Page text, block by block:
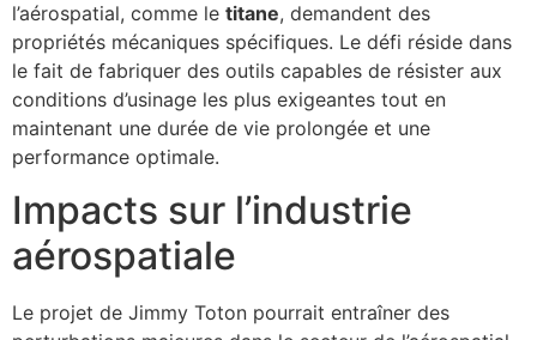
l’aérospatial, comme le titane, demandent des
propriétés mécaniques spécifiques. Le défi réside dans
le fait de fabriquer des outils capables de résister aux
conditions d’usinage les plus exigeantes tout en
maintenant une durée de vie prolongée et une
performance optimale.
Impacts sur l’industrie
aérospatiale
Le projet de Jimmy Toton pourrait entraîner des